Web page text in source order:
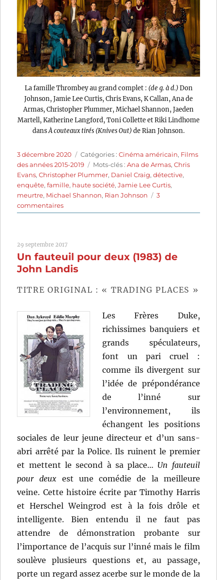
La famille Thrombey au grand complet : (de g. à d.)Don
Johnson, Jamie Lee Curtis, Chris Evans, K Callan, Ana de
Armas, Christopher Plummer, Michael Shannon, Jaeden
Martell, Katherine Langford, Toni Collette et Riki Lindhome
dansÀ couteaux tirés (Knives Out)de Rian Johnson.
Publié
le
3 décembre 2020 Catégories
Catégories :Cinéma américain, Films
des années 2015-2019
Étiquettes
Mots-clés :Ana de Armas,Chris
Evans,Christopher Plummer, Daniel Craig,détective,
enquête,famille, haute société,Jamie Lee Curtis,
meurtre, Michael Shannon, Rian Johnson
3
commentairessur
A
(2019)
de
Rian
29 septembre 2017
Un fauteuil pour deux (1983) de
John Landis
TITRE ORIGINAL : « TRADING PLACES »
Les Frères Duke,
richissimes banquiers et
grands spéculateurs,
font un pari cruel :
comme ils divergent sur
l’idée de prépondérance
de l’inné sur
l’environnement, ils
échangent les positions
sociales de leur jeune directeur et d’un sans-
abri arrêté par la Police. Ils ruinent le premier
et mettent le second à sa place… Un fauteuil
pour deux est une comédie de la meilleure
veine. Cette histoire écrite par Timothy Harris
et Herschel Weingrod est à la fois drôle et
intelligente. Bien entendu il ne faut pas
attendre de démonstration probante sur
l’importance de l’acquis sur l’inné mais le film
soulève plusieurs questions et, au passage,
porte un regard assez acerbe sur le monde de la